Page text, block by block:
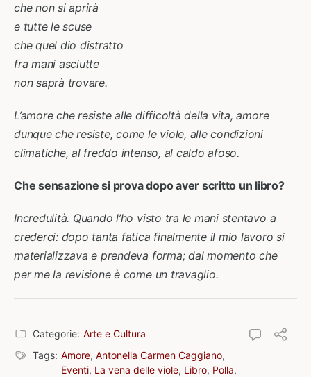
che non si aprirà
e tutte le scuse
che quel dio distratto
fra mani asciutte
non saprà trovare.
L’amore che resiste alle difficoltà della vita, amore
dunque che resiste, come le viole, alle condizioni
climatiche, al freddo intenso, al caldo afoso.
Che sensazione si prova dopo aver scritto un libro?
Incredulità. Quando l’ho visto tra le mani stentavo a
crederci: dopo tanta fatica finalmente il mio lavoro si
materializzava e prendeva forma; dal momento che
per me la revisione è come un travaglio.
Categorie: Arte e Cultura
Tags: Amore, Antonella Carmen Caggiano,
Eventi, La vena delle viole, Libro, Polla,